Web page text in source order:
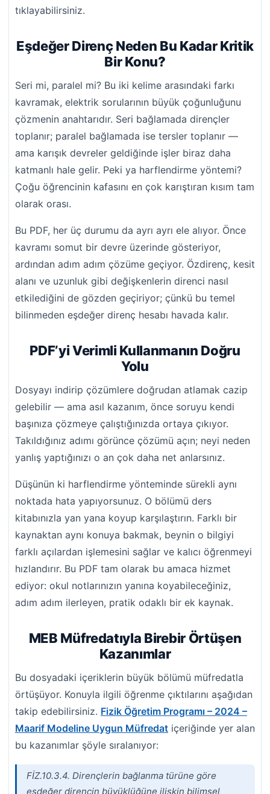
tıklayabilirsiniz.
Eşdeğer Direnç Neden Bu Kadar Kritik
Bir Konu?
Seri mi, paralel mi? Bu iki kelime arasındaki farkı
kavramak, elektrik sorularının büyük çoğunluğunu
çözmenin anahtarıdır. Seri bağlamada dirençler
toplanır; paralel bağlamada ise tersler toplanır —
ama karışık devreler geldiğinde işler biraz daha
katmanlı hale gelir. Peki ya harflendirme yöntemi?
Çoğu öğrencinin kafasını en çok karıştıran kısım tam
olarak orası.
Bu PDF, her üç durumu da ayrı ayrı ele alıyor. Önce
kavramı somut bir devre üzerinde gösteriyor,
ardından adım adım çözüme geçiyor. Özdirenç, kesit
alanı ve uzunluk gibi değişkenlerin direnci nasıl
etkilediğini de gözden geçiriyor; çünkü bu temel
bilinmeden eşdeğer direnç hesabı havada kalır.
PDF’yi Verimli Kullanmanın Doğru
Yolu
Dosyayı indirip çözümlere doğrudan atlamak cazip
gelebilir — ama asıl kazanım, önce soruyu kendi
başınıza çözmeye çalıştığınızda ortaya çıkıyor.
Takıldığınız adımı görünce çözümü açın; neyi neden
yanlış yaptığınızı o an çok daha net anlarsınız.
Düşünün ki harflendirme yönteminde sürekli aynı
noktada hata yapıyorsunuz. O bölümü ders
kitabınızla yan yana koyup karşılaştırın. Farklı bir
kaynaktan aynı konuya bakmak, beynin o bilgiyi
farklı açılardan işlemesini sağlar ve kalıcı öğrenmeyi
hızlandırır. Bu PDF tam olarak bu amaca hizmet
ediyor: okul notlarınızın yanına koyabileceğiniz,
adım adım ilerleyen, pratik odaklı bir ek kaynak.
MEB Müfredatıyla Birebir Örtüşen
Kazanımlar
Bu dosyadaki içeriklerin büyük bölümü müfredatla
örtüşüyor. Konuyla ilgili öğrenme çıktılarını aşağıdan
takip edebilirsiniz. Fizik Öğretim Programı – 2024 –
Maarif Modeline Uygun Müfredat içeriğinde yer alan
bu kazanımlar şöyle sıralanıyor:
FİZ.10.3.4. Dirençlerin bağlanma türüne göre
eşdeğer direncin büyüklüğüne ilişkin bilimsel